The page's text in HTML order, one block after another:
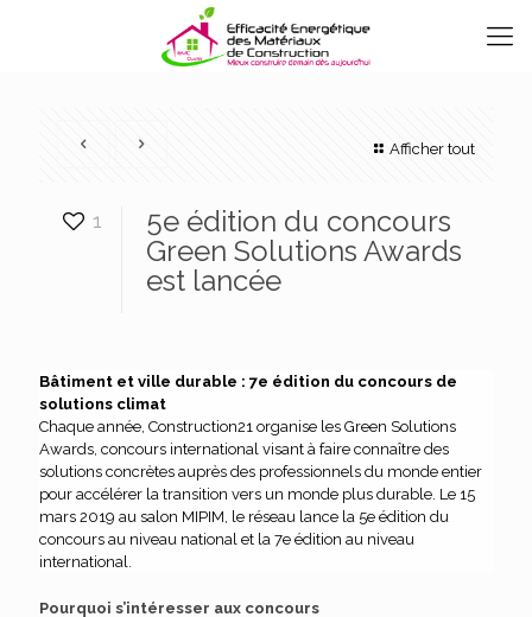
Afficher tout
1
5e édition du concours
Green Solutions Awards
est lancée
Bâtiment et ville durable : 7e édition du concours de
solutions climat
Chaque année, Construction21 organise les Green Solutions
Awards, concours international visant à faire connaître des
solutions concrètes auprès des professionnels du monde entier
pour accélérer la transition vers un monde plus durable. Le 15
mars 2019 au salon MIPIM, le réseau lance la 5e édition du
concours au niveau national et la 7e édition au niveau
international.
Pourquoi s’intéresser aux concours